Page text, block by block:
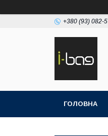
+380 (93) 082-
ГОЛОВНА